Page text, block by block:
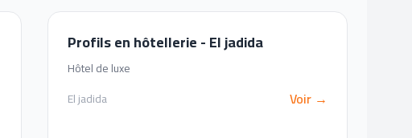
Profils en hôtellerie - El jadida
Hôtel de luxe
El jadida
Voir →